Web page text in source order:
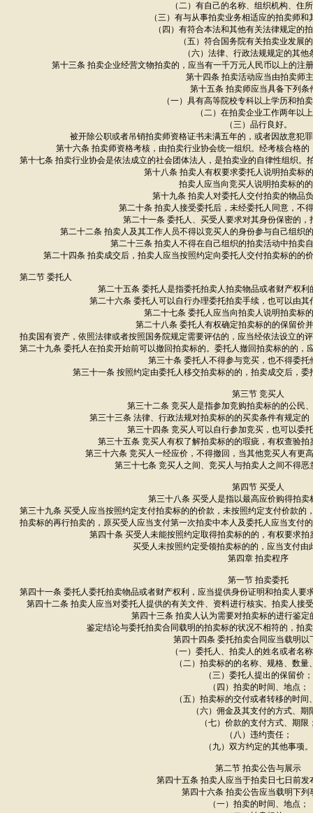
（二）有自己的名称、组织机构、住
（三）有与从事拍卖业务相适应的拍卖师和
（四）有符合本法和其他有关法律规定的
（五）符合国务院有关拍卖业发展
（六）法律、行政法规规定的其他
第十三条 拍卖企业经营文物拍卖的，应当有一千万元人民币以上的注
第十四条 拍卖活动应当由拍卖师
第十五条 拍卖师应当具备下列条
（一）具有高等院校专科以上学历和拍
（二）在拍卖企业工作两年以
（三）品行良好。
被开除公职或者吊销拍卖师资格证书未满五年的，或者因故意犯
第十六条 拍卖师资格考核，由拍卖行业协会统一组织。经考核合格
第十七条 拍卖行业协会是依法成立的社会团体法人，是拍卖业的自律性组织。
第十八条 拍卖人有权要求委托人说明拍卖标
拍卖人应当向竞买人说明拍卖标的
第十九条 拍卖人对委托人交付拍卖的物品
第二十条 拍卖人接受委托后，未经委托人同意，不
第二十一条 委托人、买受人要求对其身份保密的，
第二十二条 拍卖人及其工作人员不得以竞买人的身份参与自己组织
第二十三条 拍卖人不得在自己组织的拍卖活动中拍卖
第二十四条 拍卖成交后，拍卖人应当按照约定向委托人交付拍卖标的的
第二节 委托人
第二十五条 委托人是指委托拍卖人拍卖物品或者财产权利
第二十六条 委托人可以自行办理委托拍卖手续，也可以由其
第二十七条 委托人应当向拍卖人说明拍卖标
第二十八条 委托人有权确定拍卖标的的保留价
拍卖国有资产，依照法律或者按照国务院规定需要评估的，应当经依法设立的
第二十九条 委托人在拍卖开始前可以撤回拍卖标的。委托人撤回拍卖标的的
第三十条 委托人不得参与竞买，也不得委托
第三十一条 按照约定由委托人移交拍卖标的的，拍卖成交后，
第三节 竞买人
第三十二条 竞买人是指参加竞购拍卖标的的公民
第三十三条 法律、行政法规对拍卖标的的买卖条件有规定的
第三十四条 竞买人可以自行参加竞买，也可以委
第三十五条 竞买人有权了解拍卖标的的瑕疵，有权查验拍
第三十六条 竞买人一经应价，不得撤回，当其他竞买人有更
第三十七条 竞买人之间、竞买人与拍卖人之间不得恶
第四节 买受人
第三十八条 买受人是指以最高应价购得拍卖
第三十九条 买受人应当按照约定支付拍卖标的的价款，未按照约定支付价款
拍卖标的再行拍卖的，原买受人应当支付第一次拍卖中本人及委托人应当支付
第四十条 买受人未能按照约定取得拍卖标的的，有权要求拍
买受人未按照约定受领拍卖标的的，应当支付由
第四章 拍卖程序
第一节 拍卖委托
第四十一条 委托人委托拍卖物品或者财产权利，应当提供身份证明和拍卖人
第四十二条 拍卖人应当对委托人提供的有关文件、资料进行核实。拍卖人接
第四十三条 拍卖人认为需要对拍卖标的进行鉴定
鉴定结论与委托拍卖合同载明的拍卖标的状况不相符的，拍
第四十四条 委托拍卖合同应当载明以
（一）委托人、拍卖人的姓名或者名
（二）拍卖标的的名称、规格、数量
（三）委托人提出的保留价；
（四）拍卖的时间、地点；
（五）拍卖标的交付或者转移的时间
（六）佣金及其支付的方式、期
（七）价款的支付方式、期限
（八）违约责任；
（九）双方约定的其他事项。
第二节 拍卖公告与展示
第四十五条 拍卖人应当于拍卖日七日前发
第四十六条 拍卖公告应当载明下列
（一）拍卖的时间、地点；